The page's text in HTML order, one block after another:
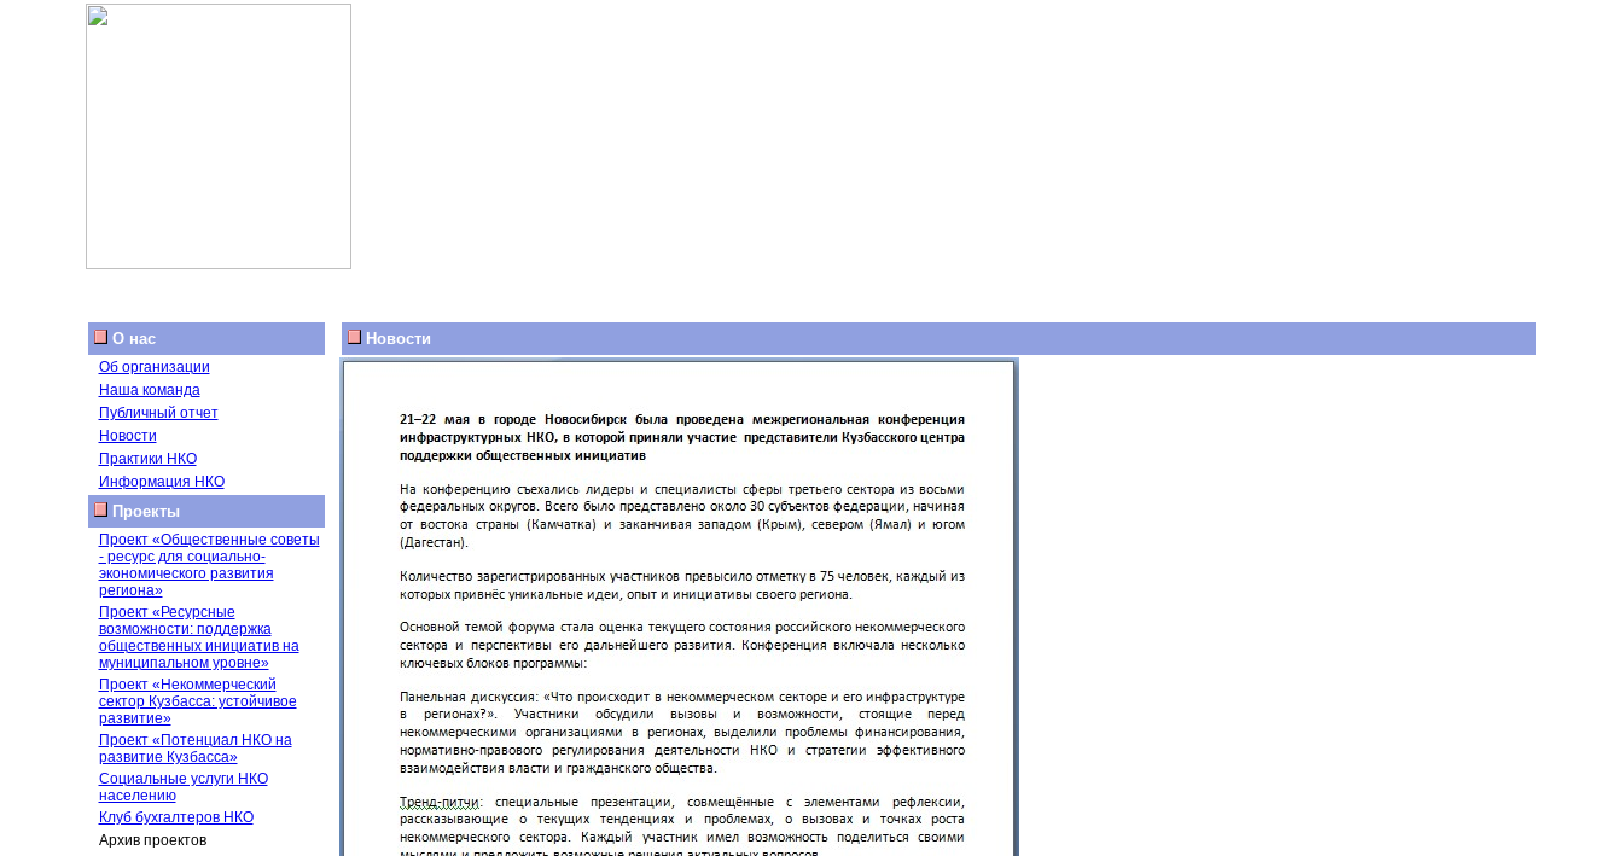
О нас
Об организации
Наша команда
Публичный отчет
Новости
Практики НКО
Информация НКО
Проекты
Проект «Общественные советы
- ресурс для социально-
экономического развития
региона»
Проект «Ресурсные
возможности: поддержка
общественных инициатив на
муниципальном уровне»
Проект «Некоммерческий
сектор Кузбасса: устойчивое
развитие»
Проект «Потенциал НКО на
развитие Кузбасса»
Социальные услуги НКО
населению
Клуб бухгалтеров НКО
Архив проектов
Новости